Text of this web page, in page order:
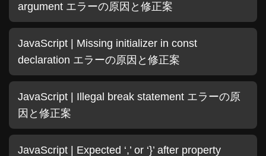
argument エラーの原因と修正案
JavaScript | Missing initializer in const
declaration エラーの原因と修正案
JavaScript | Illegal break statement エラーの原
因と修正案
JavaScript | Expected ‘,’ or ‘}’ after property